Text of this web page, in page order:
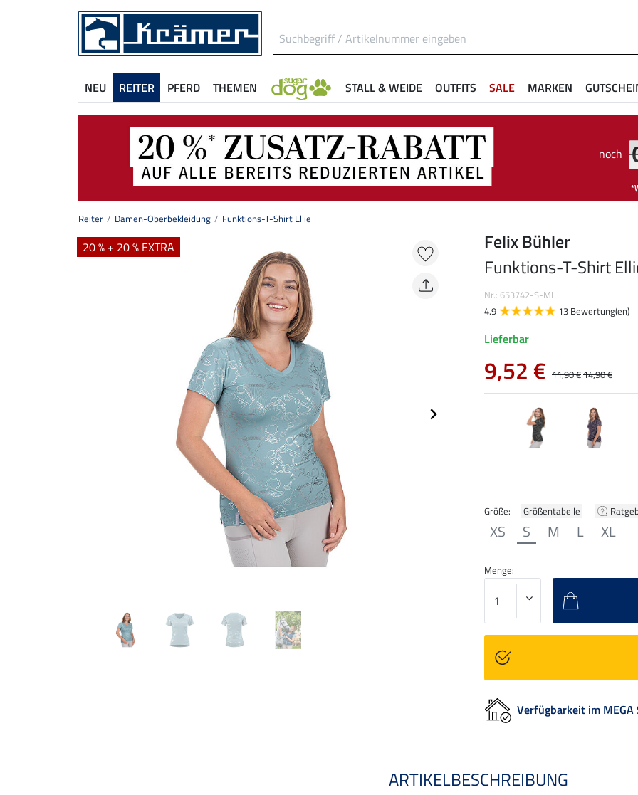
NEU REITER PFERD THEMEN STALL & WEIDE OUTFITS SALE MARKEN
noch
Reiter Damen-Oberbekleidung Funktions-T-Shirt Ellie
20 % + 20 % EXTRA
Größe: | Größentabelle |
XS S M L XL
Felix Bühler
Funktions-T-Shirt
Nr.: 653742-S-MI
4.9
13 Bewertung(en)
Lieferbar
9,52 € 11,90 €14,90 €
Menge:
Verfügbarkeit im MEGA
ARTIKELBESCHREIBUNG